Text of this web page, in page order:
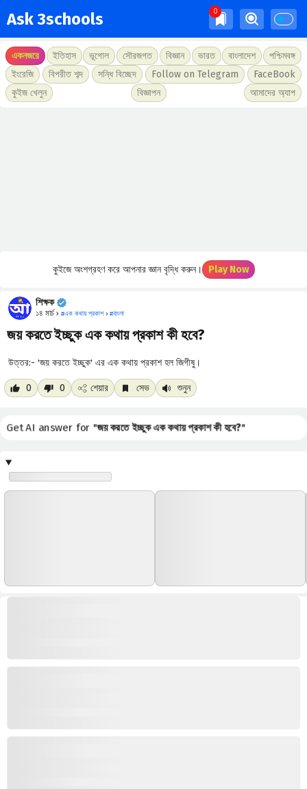
Ask 3schools
একনজরে ইতিহাস ভূগোল সৌরজগত বিজ্ঞান ভারত বাংলাদেশ
পশ্চিমবঙ্গ
ইংরেজি
বিপরীত শব্দ সন্ধি বিচ্ছেদ Follow on Telegram
FaceBook
কুইজ খেলুন
বিজ্ঞাপন আমাদের অ্যাপ
কুইজে অংশগ্রহণ করে আপনার জ্ঞান বৃদ্ধি করুন। Play Now
শিক্ষক
১৪ মার্চ › #এক কথায় প্রকাশ › #বাংলা
জয় করতে ইচ্ছুক এক কথায় প্রকাশ কী হবে?
উত্তর:- 'জয় করতে ইচ্ছুক' এর এক কথায় প্রকাশ হল জিগীষু।
0 0 শেয়ার সেভ শুনুন
Get AI answer for "জয় করতে ইচ্ছুক এক কথায় প্রকাশ কী হবে?"